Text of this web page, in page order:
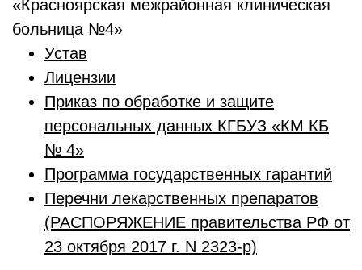
«Красноярская межрайонная клиническая
больница №4»
Устав
Лицензии
Приказ по обработке и защите
персональных данных КГБУЗ «КМ КБ
№ 4»
Программа государственных гарантий
Перечни лекарственных препаратов
(РАСПОРЯЖЕНИЕ правительства РФ от
23 октября 2017 г. N 2323-р)